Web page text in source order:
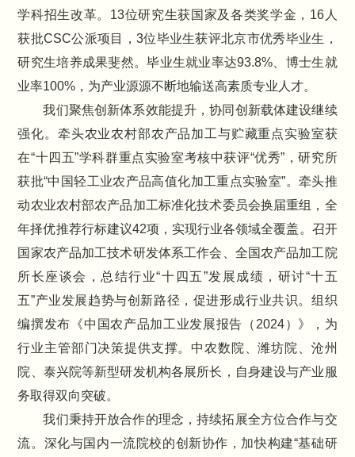
学科招生改革。13位研究生获国家及各类奖学金，16人
获批CSC公派项目，3位毕业生获评北京市优秀毕业生，
研究生培养成果斐然。毕业生就业率达93.8%、博士生就
业率100%，为产业源源不断地输送高素质专业人才。
我们聚焦创新体系效能提升，协同创新载体建设继续
强化。牵头农业农村部农产品加工与贮藏重点实验室获
在“十四五”学科群重点实验室考核中获评“优秀”，研究所
获批“中国轻工业农产品高值化加工重点实验室”。牵头推
动农业农村部农产品加工标准化技术委员会换届重组，全
年择优推荐行标建议42项，实现行业各领域全覆盖。召开
国家农产品加工技术研发体系工作会、全国农产品加工院
所长座谈会，总结行业“十四五”发展成绩，研讨“十五
五”产业发展趋势与创新路径，促进形成行业共识。组织
编撰发布《中国农产品加工业发展报告（2024）》，为
行业主管部门决策提供支撑。中农数院、潍坊院、沧州
院、泰兴院等新型研发机构各展所长，自身建设与产业服
务取得双向突破。
我们秉持开放合作的理念，持续拓展全方位合作与交
流。深化与国内一流院校的创新协作，加快构建“基础研